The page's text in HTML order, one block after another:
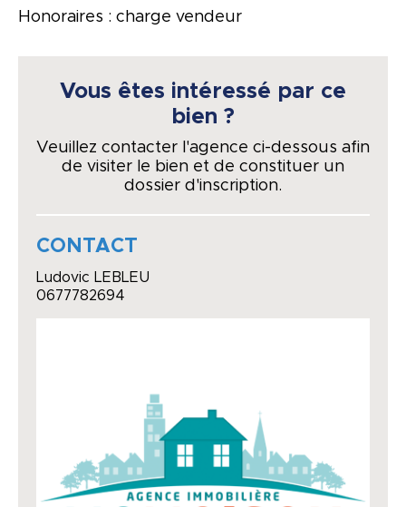
Honoraires : charge vendeur
Vous êtes intéressé par ce
bien ?
Veuillez contacter l'agence ci-dessous afin
de visiter le bien et de constituer un
dossier d'inscription.
CONTACT
Ludovic LEBLEU
0677782694